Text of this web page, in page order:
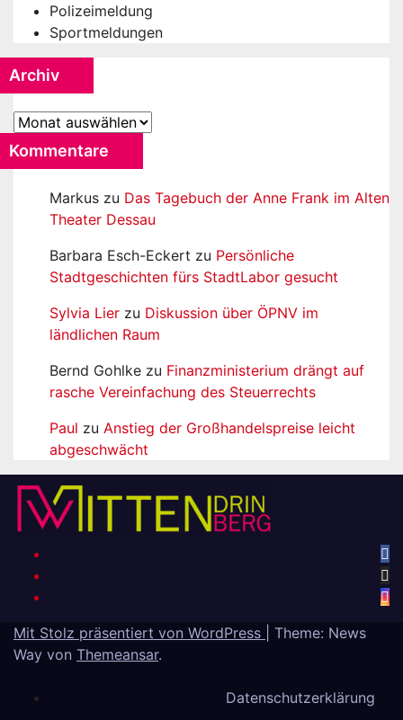
Polizeimeldung
Sportmeldungen
Archiv
Archiv
Kommentare
Markus zu Das Tagebuch der Anne Frank im Alten
Theater Dessau
Barbara Esch-Eckert zu Persönliche
Stadtgeschichten fürs StadtLabor gesucht
Sylvia Lier zu Diskussion über ÖPNV im
ländlichen Raum
Bernd Gohlke zu Finanzministerium drängt auf
rasche Vereinfachung des Steuerrechts
Paul zu Anstieg der Großhandelspreise leicht
abgeschwächt
Mit Stolz präsentiert von WordPress
Theme: News
Way von Themeansar.
Datenschutzerklärung